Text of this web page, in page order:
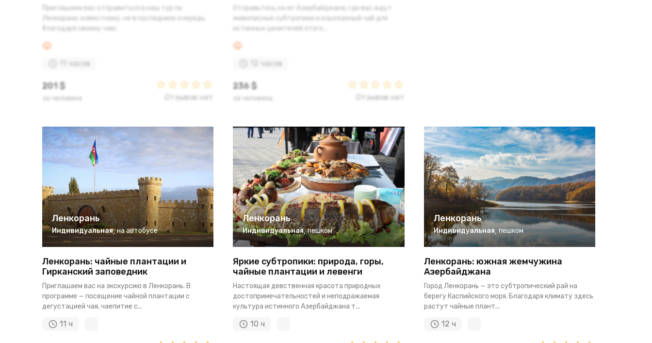
Приглашаем вас отправиться в наш тур по
Ленкорани, известному, не в последнюю очередь,
благодаря своему чаю.
11 часов
201 $
за человека Отзывов нет
Отправьтесь на юг Азербайджана, где вас ждут
живописные субтропики и изысканный чай для
истинных ценителей этого...
12 часов
236 $
за человека Отзывов нет
Ленкорань
Индивидуальная, на автобусе
Ленкорань: чайные плантации и
Гирканский заповедник
Приглашаем вас на экскурсию в Ленкорань. В
программе — посещение чайной плантации с
дегустацией чая, чаепитие с...
11 ч
Ленкорань
Индивидуальная, пешком
Яркие субтропики: природа, горы,
чайные плантации и левенги
Настоящая девственная красота природных
достопримечательностей и неподражаемая
культура истинного Азербайджана т...
10 ч
Ленкорань
Индивидуальная, пешком
Ленкорань: южная жемчужина
Азербайджана
Город Ленкорань — это субтропический рай на
берегу Каспийского моря. Благодаря климату здесь
растут чайные плант...
12 ч